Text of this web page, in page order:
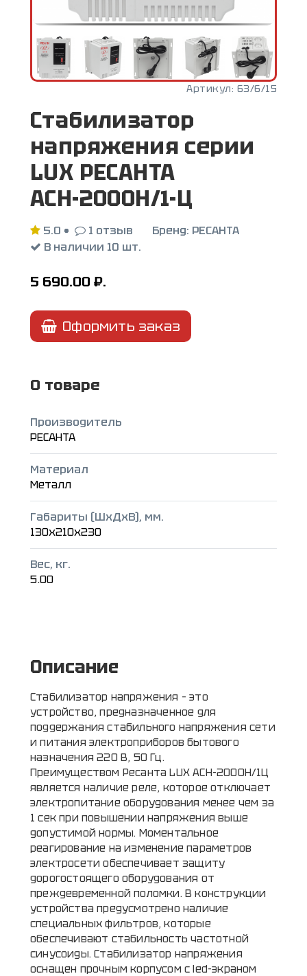
Артикул: 63/6/15
Стабилизатор
напряжения серии
LUX РЕСАНТА
АСН-2000Н/1-Ц
5.0 • 1 отзыв Бренд: РЕСАНТА
В наличии 10 шт.
5 690.00 ₽.
Оформить заказ
О товаре
Производитель
РЕСАНТА
Материал
Металл
Габариты (ШxДxВ), мм.
130x210x230
Вес, кг.
5.00
Описание
Стабилизатор напряжения – это
устройство, предназначенное для
поддержания стабильного напряжения сети
и питания электроприборов бытового
назначения 220 В, 50 Гц.
Преимуществом Ресанта LUX АСН-2000Н/1Ц
является наличие реле, которое отключает
электропитание оборудования менее чем за
1 сек при повышении напряжения выше
допустимой нормы. Моментальное
реагирование на изменение параметров
электросети обеспечивает защиту
дорогостоящего оборудования от
преждевременной поломки. В конструкции
устройства предусмотрено наличие
специальных фильтров, которые
обеспечивают стабильность частотной
синусоиды. Стабилизатор напряжения
оснащен прочным корпусом с led-экраном